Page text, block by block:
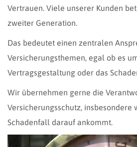
Vertrauen. Viele unserer Kunden
zweiter Generation.
Das bedeutet einen zentralen
Versicherungsthemen, egal ob es
Vertragsgestaltung oder das
Wir übernehmen gerne die
Versicherungsschutz, insbesondere
Schadenfall darauf ankommt.